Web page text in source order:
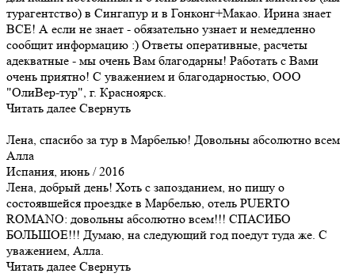
турагентство) в Сингапур и в Гонконг+Макао. Ирина знает
ВСЕ! А если не знает - обязательно узнает и немедленно
сообщит информацию :) Ответы оперативные, расчеты
адекватные - мы очень Вам благодарны! Работать с Вами
очень приятно! С уважением и благодарностью, ООО
"ОлиВер-тур", г. Красноярск.
Читать далее Свернуть
Лена, спасибо за тур в Марбелью! Довольны абсолютно всем
Алла
Испания, июнь / 2016
Лена, добрый день! Хоть с запозданием, но пишу о
состоявшейся проездке в Марбелью, отель PUERTO
ROMANO: довольны абсолютно всем!!! СПАСИБО
БОЛЬШОЕ!!! Думаю, на следующий год поедут туда же. С
уважением, Алла.
Читать далее Свернуть